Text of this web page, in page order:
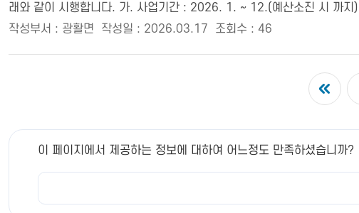
래와 같이 시행합니다. 가. 사업기간 : 2026. 1. ~ 12.(예산소진 시 까
작성부서 : 광활면
작성일 : 2026.03.17 조회수 : 46
이 페이지에서 제공하는 정보에 대하여 어느정도 만족하셨습니까?